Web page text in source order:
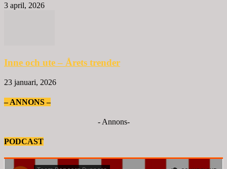
3 april, 2026
Inne och ute – Årets trender
23 januari, 2026
– ANNONS –
- Annons-
PODCAST